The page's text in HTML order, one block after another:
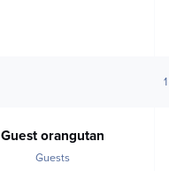
Guest orangutan
Guests